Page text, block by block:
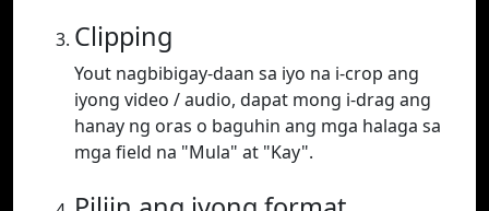
Clipping
Yout nagbibigay-daan sa iyo na i-crop ang
iyong video / audio, dapat mong i-drag ang
hanay ng oras o baguhin ang mga halaga sa
mga field na "Mula" at "Kay".